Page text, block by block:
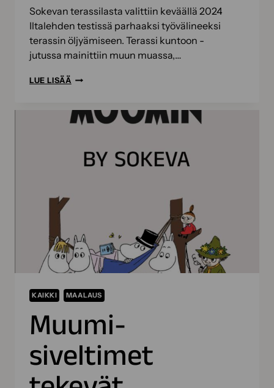
Sokevan terassilasta valittiin keväällä 2024
Iltalehden testissä parhaaksi työvälineeksi
terassin öljyämiseen. Terassi kuntoon -
jutussa mainittiin muun muassa,…
LUE LISÄÄ TERASSIN
SUJUU
SOKEVAN
KAIKKI MAALAUS
Muumi-
siveltimet